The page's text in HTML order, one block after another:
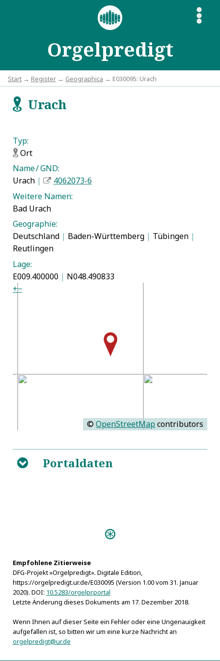
Orgelpredigt
S
Start → Register → Geographica → E030095: Urach
fUrach
Typ:
fOrt
Name / GND:
Urach |
4062073-6
Weitere Namen:
Bad Urach
Geographie:
Deutschland | Baden-Württemberg | Tübingen |
Reutlingen
Lage:
E009.400000 | N048.490833
+−
©OpenStreetMap contributors
B Portaldaten
Bilhuber, Johann Christoph
Empfohlene Zitierweise
DFG-Projekt »Orgelpredigt«. Digitale Edition,
https://orgelpredigt.ur.de/E030095 (Version 1.00 vom 31. Januar
2020). DOI: 10.5283/orgelpr.portal
Letzte Änderung dieses Dokuments am 17. Dezember 2018.
Wenn Ihnen auf dieser Seite ein Fehler oder eine Ungenauigkeit
aufgefallen ist, so bitten wir um eine kurze Nachricht an
orgelpredigt@ur.de